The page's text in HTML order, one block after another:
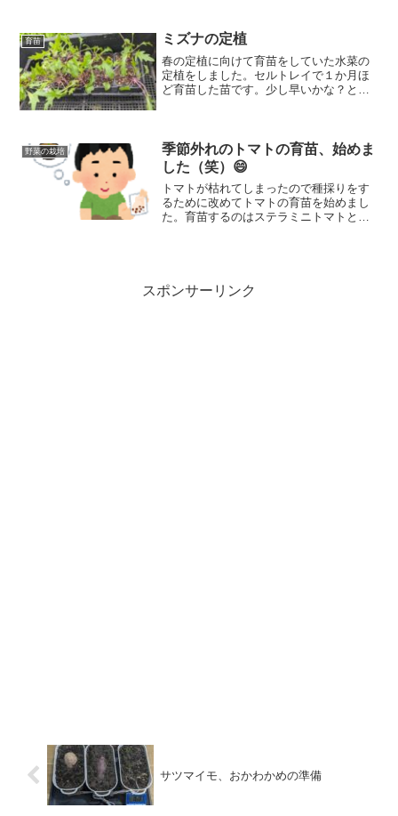
ほりをしました。
育苗 ミズナの定植
春の定植に向けて育苗をしていた水菜の
定植をしました。セルトレイで１か月ほ
ど育苗した苗です。少し早いかな？とは
定植することにしました。ムシも出てき
ていないし病気にもなりにくいかな？と
思っています。
野菜の栽培
季節外れのトマトの育苗、始めま
した（笑）😄
トマトが枯れてしまったので種採りをす
るために改めてトマトの育苗を始めまし
た。育苗するのはステラミニトマトとフ
スポンサーリンク
サツマイモ、おかわかめの準備